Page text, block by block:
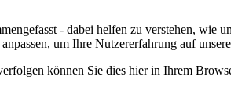
- dabei helfen zu verstehen,
um Ihre Nutzererfahrung auf
können Sie dies hier in Ihrem